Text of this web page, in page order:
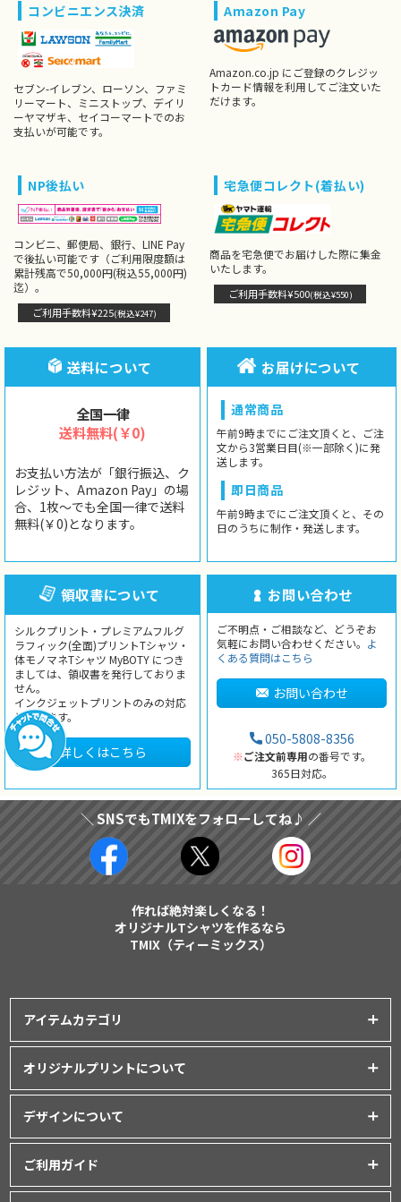
コンビニエンス決済
セブン-イレブン、ローソン、ファミ
リーマート、ミニストップ、デイリ
ーヤマザキ、セイコーマートでのお
支払いが可能です。
Amazon Pay
Amazon.co.jp にご登録のクレジッ
トカード情報を利用してご注文いた
だけます。
NP後払い
コンビニ、郵便局、銀行、LINE Pay
で後払い可能です（ご利用限度額は
累計残高で50,000円(税込55,000円)
迄）。
ご利用手数料¥225(税込¥247)
宅急便コレクト(着払い)
商品を宅急便でお届けした際に集金
いたします。
ご利用手数料¥500(税込¥550)
送料について
全国一律
送料無料(￥0)
お支払い方法が「銀行振込、ク
レジット、Amazon Pay」の場
合、1枚〜でも全国一律で送料
無料(￥0)となります。
お届けについて
通常商品
午前9時までにご注文頂くと、ご注
文から3営業日目(※一部除く)に発
送します。
即日商品
午前9時までにご注文頂くと、その
日のうちに制作・発送します。
領収書について
シルクプリント・プレミアムフルグ
ラフィック(全面)プリントTシャツ・
体モノマネTシャツ MyBOTY につき
ましては、領収書を発行しておりま
せん。
インクジェットプリントのみの対応
となります。
詳しくはこちら
お問い合わせ
ご不明点・ご相談など、どうぞお
気軽にお問い合わせください。 よ
くある質問はこちら
お問い合わせ
050-5808-8356
※ご注文前専用の番号です。
365日対応。
＼ SNSでもTMIXをフォローしてね♪ ／
作れば絶対楽しくなる！
オリジナルTシャツを作るなら
TMIX（ティーミックス）
アイテムカテゴリ
ポロシャツ│ スポーツウェア
パーカー・スウェット│ベビー服
バッグ・ポーチ
シャツ│ユニフォーム│パンツ
オリジナルプリントについて
シルクスクリーンプリント
昇華転写プリント
デザインについて
ご利用ガイド